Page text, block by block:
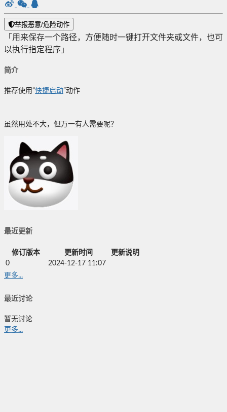
举报恶意/危险动作
「用来保存一个路径，方便随时一键打开文件夹或文件，也可
以执行指定程序」
简介
推荐使用“快捷启动”动作
虽然用处不大，但万一有人需要呢？
最近更新
修订版本 更新时间
更新说明
0
2024-12-17 11:07
更多...
最近讨论
暂无讨论
更多...